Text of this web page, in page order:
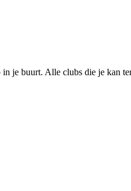
je buurt. Alle clubs die je kan